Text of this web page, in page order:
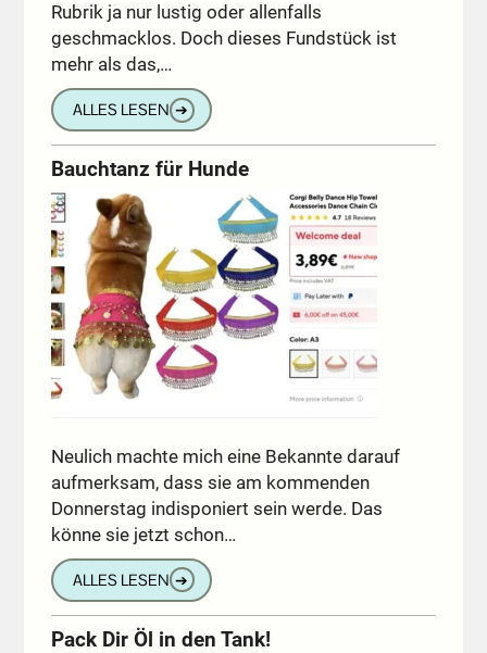
Rubrik ja nur lustig oder allenfalls
geschmacklos. Doch dieses Fundstück ist
mehr als das,…
ALLES LESEN ➔
Bauchtanz für Hunde
Neulich machte mich eine Bekannte darauf
aufmerksam, dass sie am kommenden
Donnerstag indisponiert sein werde. Das
könne sie jetzt schon…
ALLES LESEN ➔
Pack Dir Öl in den Tank!